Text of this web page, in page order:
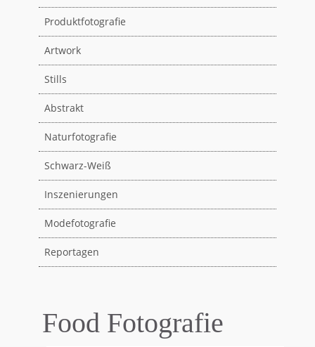
Produktfotografie
Artwork
Stills
Abstrakt
Naturfotografie
Schwarz-Weiß
Inszenierungen
Modefotografie
Reportagen
Food Fotografie